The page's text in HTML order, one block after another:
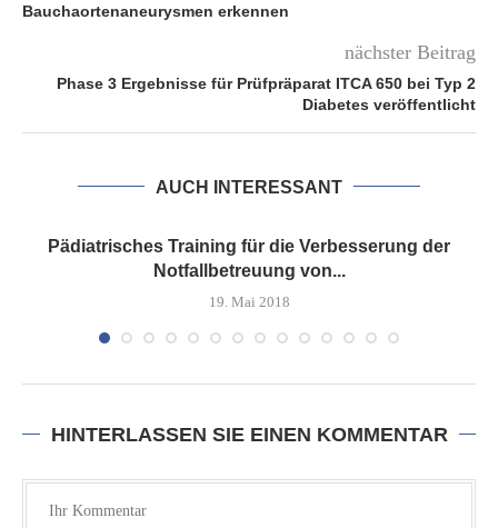
Bauchaortenaneurysmen erkennen
nächster Beitrag
Phase 3 Ergebnisse für Prüfpräparat ITCA 650 bei Typ 2
Diabetes veröffentlicht
AUCH INTERESSANT
Pädiatrisches Training für die Verbesserung der
Notfallbetreuung von...
19. Mai 2018
HINTERLASSEN SIE EINEN KOMMENTAR